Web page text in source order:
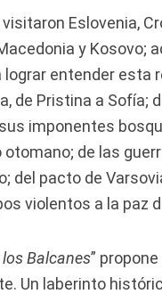
Eslovenia,
y Kosovo;
entender esta
de Pristina a Sofía;
imponentes
de las
del pacto de
violentos a la paz
Balcanes”
Un laberinto